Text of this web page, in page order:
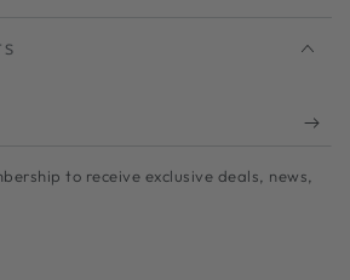
to receive exclusive deals, news,